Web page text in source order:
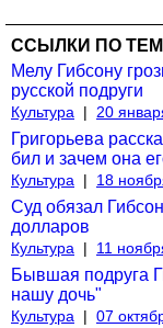
ССЫЛКИ ПО
Мелу Гибсону
русской подруги
Культура | 20
Григорьева
бил и зачем она
Культура | 18
Суд обязал
долларов
Культура | 11
Бывшая подруга
нашу дочь"
Культура | 07